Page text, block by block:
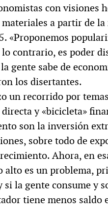
con visiones
a partir de
«Proponemos
contrario, es poder
gente sabe de
los disertantes.
un recorrido por
y «bicicleta»
son la inversión
sobre todo de
Ahora, en
alto es un problema,
la gente consume y
tiene menos saldo